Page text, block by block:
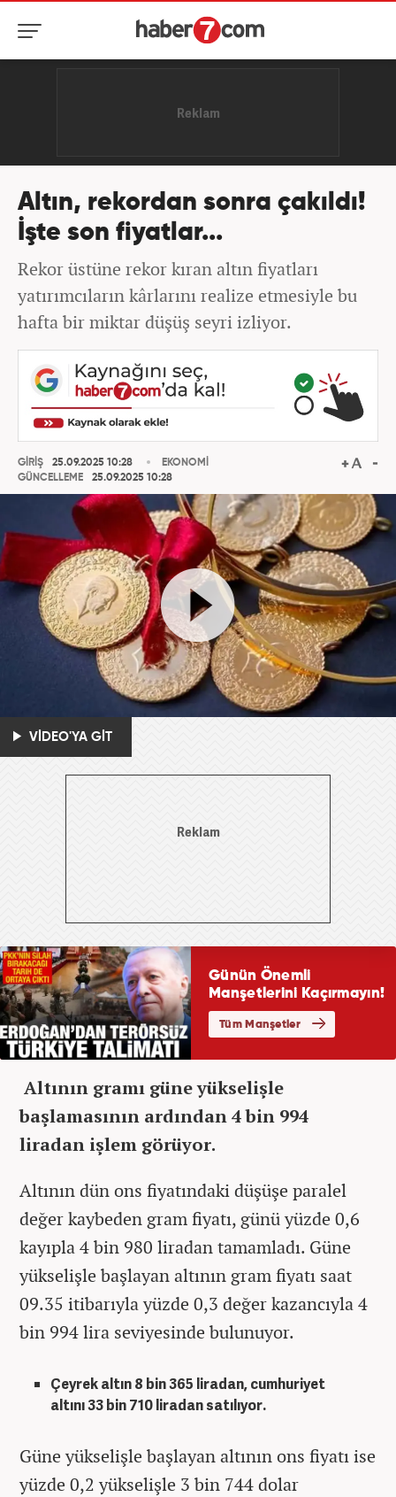
Altın, rekordan sonra çakıldı!
İşte son fiyatlar...
Rekor üstüne rekor kıran altın fiyatları
yatırımcıların kârlarını realize etmesiyle bu
hafta bir miktar düşüş seyri izliyor.
GİRİŞ
25.09.2025 10:28
GÜNCELLEME
25.09.2025 10:28
EKONOMİ
VİDEO'YA GİT
Altının gramı güne yükselişle
başlamasının ardından 4 bin 994
liradan işlem görüyor.
Altının dün ons fiyatındaki düşüşe paralel
değer kaybeden gram fiyatı, günü yüzde 0,6
kayıpla 4 bin 980 liradan tamamladı. Güne
yükselişle başlayan altının gram fiyatı saat
09.35 itibarıyla yüzde 0,3 değer kazancıyla 4
bin 994 lira seviyesinde bulunuyor.
Çeyrek altın 8 bin 365 liradan, cumhuriyet
altını 33 bin 710 liradan satılıyor.
Güne yükselişle başlayan altının ons fiyatı ise
yüzde 0,2 yükselişle 3 bin 744 dolar